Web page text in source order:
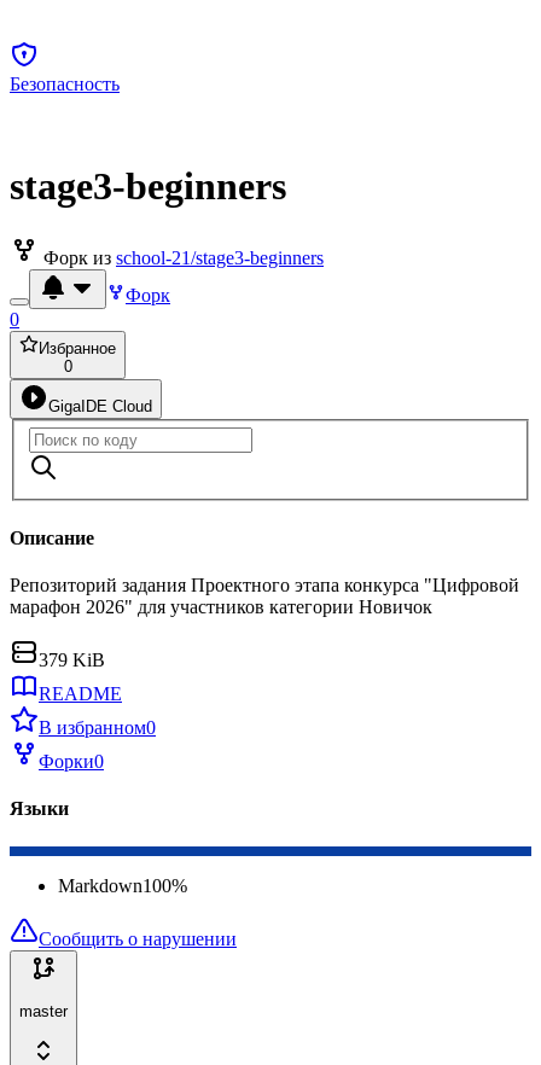
Безопасность
stage3-beginners
Форк из school-21/stage3-beginners
Форк
0
Избранное
0
GigaIDE Cloud
Описание
Репозиторий задания Проектного этапа конкурса "Цифровой
марафон 2026" для участников категории Новичок
379 KiB
README
В избранном0
Форки0
Языки
Markdown100%
Сообщить о нарушении
master